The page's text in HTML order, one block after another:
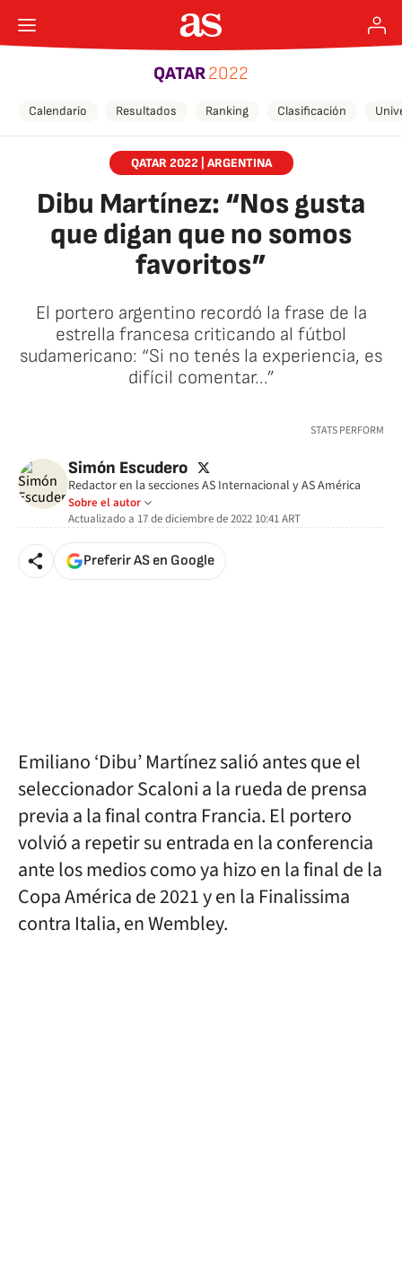
QATAR2022
Calendario Resultados Ranking Clasificación
QATAR 2022 | ARGENTINA
Dibu Martínez: “Nos gusta
que digan que no somos
favoritos”
El portero argentino recordó la frase de la
estrella francesa criticando al fútbol
sudamericano: “Si no tenés la experiencia, es
difícil comentar...”
STATS PERFORM
Simón Escudero twitter
Redactor en la secciones AS Internacional y AS América
Sobre el autor
Actualizado a 17 de diciembre de 2022 10:41ART
Preferir AS en Google
Emiliano ‘Dibu’ Martínez salió antes que el
seleccionador Scaloni a la rueda de prensa
previa a la final contra Francia. El portero
volvió a repetir su entrada en la conferencia
ante los medios como ya hizo en la final de la
Copa América de 2021 y en la Finalissima
contra Italia, en Wembley.